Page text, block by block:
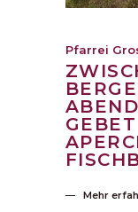
Pfarrei
Mehr